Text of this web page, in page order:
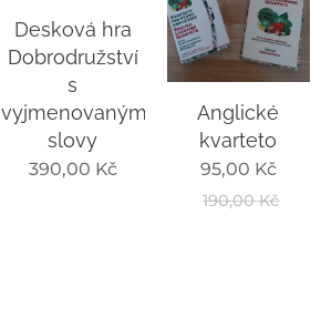
Desková hra
Dobrodružství
s
vyjmenovanými
slovy
390,00 Kč
Anglické
kvarteto
95,00 Kč
190,00Kč